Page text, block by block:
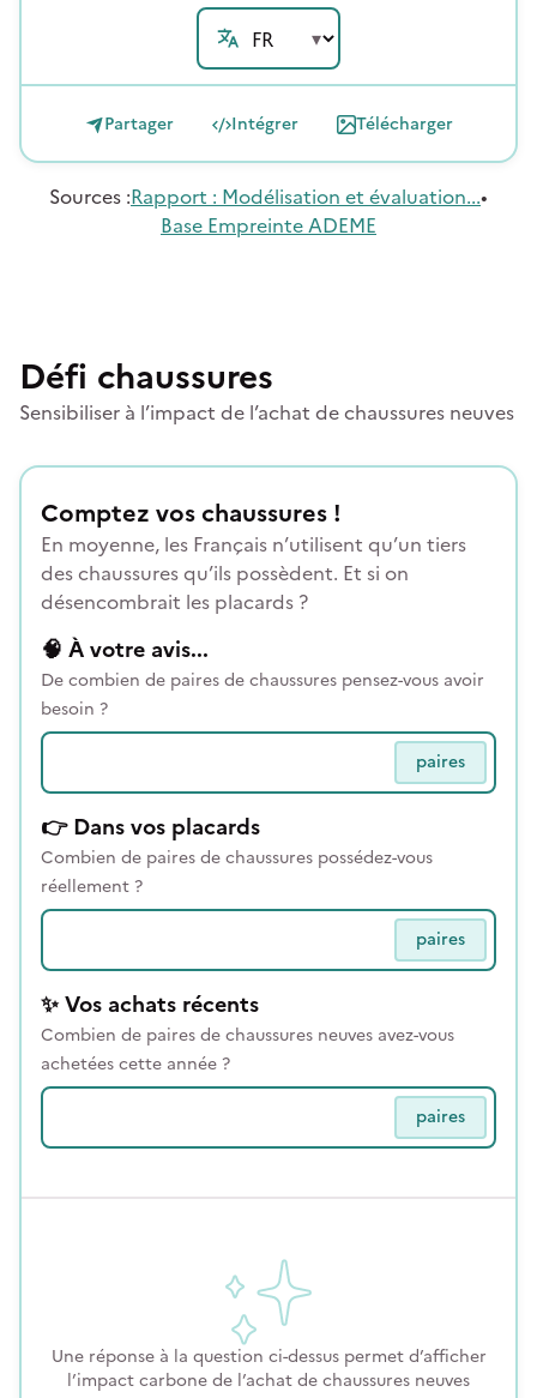
Partager Intégrer Télécharger
Sources :Rapport : Modélisation et évaluation...•
Base Empreinte ADEME
Défi chaussures
Sensibiliser à l’impact de l’achat de chaussures neuves
Comptez vos chaussures !
En moyenne, les Français n’utilisent qu’un tiers
des chaussures qu’ils possèdent. Et si on
désencombrait les placards ?
🧠 À votre avis...
De combien de paires de chaussures pensez-vous avoir
besoin ?
paires
👉 Dans vos placards
Combien de paires de chaussures possédez-vous
réellement ?
paires
✨Vos achats récents
Combien de paires de chaussures neuves avez-vous
achetées cette année ?
paires
Une réponse à la question ci-dessus permet d’afficher
l’impact carbone de l’achat de chaussures neuves